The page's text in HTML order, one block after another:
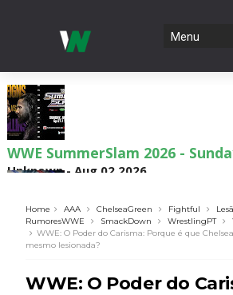
WWE Main Event, July 30, 2026
Unknown- Aug 02 2026
Lucha Libre AAA: Verano De
Unknown-Aug 02 2026
Home AAA ChelseaGreen Fightful
RumoresWWE
SmackDown WrestlingPT
WWE: O Poder do Carisma: Porque é que
mesmo lesionada?
WWE: O Poder do